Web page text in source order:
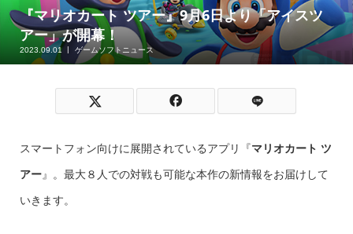
『マリオカート ツアー』9月6日より「アイスツ
アー」が開幕！
2023.09.01 ゲームソフトニュース
スマートフォン向けに展開されているアプリ『マリオカート ツ
アー』。最大８人での対戦も可能な本作の新情報をお届けして
いきます。